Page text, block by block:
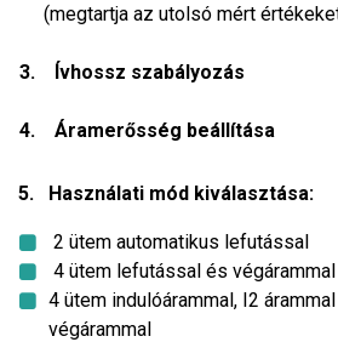
(megtartja az utolsó mért
3. Ívhossz szabályozás
4. Áramerősség beállítása
5. Használati mód kiválasztása:
2 ütem automatikus lefutással
4 ütem lefutással és végárammal
4 ütem indulóárammal, I2
végárammal